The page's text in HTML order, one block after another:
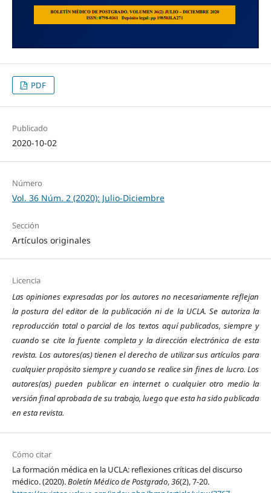
PDF
Publicado
2020-10-02
Número
Vol. 36 Núm. 2 (2020): Julio-Diciembre
Sección
Artículos originales
Licencia
Las opiniones expresadas por los autores no necesariamente reflejan
la postura del editor de la publicación ni de la UCLA. Se autoriza la
reproducción total o parcial de los textos aquí publicados, siempre y
cuando se cite la fuente completa y la dirección electrónica de esta
revista. Los autores(as) tienen el derecho de utilizar sus artículos para
cualquier propósito siempre y cuando se realice sin fines de lucro. Los
autores(as) pueden publicar en internet o cualquier otro medio la
versión final aprobada de su trabajo, luego que esta ha sido publicada
en esta revista.
Cómo citar
La formación médica en la UCLA: reflexiones críticas del discurso
médico. (2020).Boletín Médico de Postgrado,36(2), 7-20.